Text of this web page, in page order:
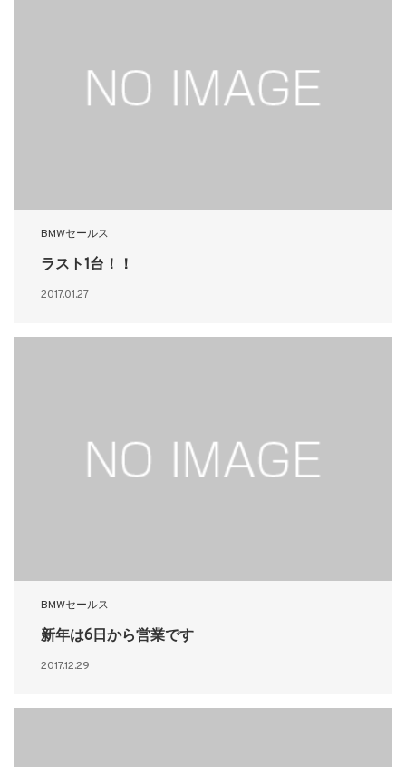
BMWセールス
ラスト1台！！
2017.01.27
BMWセールス
新年は6日から営業です
2017.12.29